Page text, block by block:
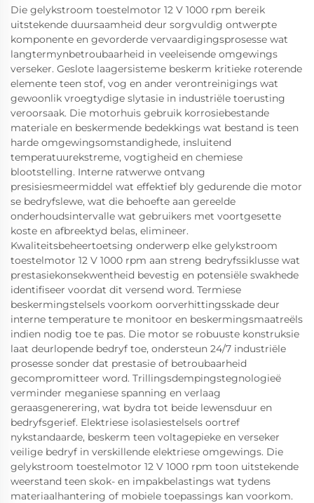
Die gelykstroom toestelmotor 12 V 1000 rpm bereik
uitstekende duursaamheid deur sorgvuldig ontwerpte
komponente en gevorderde vervaardigingsprosesse wat
langtermynbetroubaarheid in veeleisende omgewings
verseker. Geslote laagersisteme beskerm kritieke roterende
elemente teen stof, vog en ander verontreinigings wat
gewoonlik vroegtydige slytasie in industriële toerusting
veroorsaak. Die motorhuis gebruik korrosiebestande
materiale en beskermende bedekkings wat bestand is teen
harde omgewingsomstandighede, insluitend
temperatuurekstreme, vogtigheid en chemiese
blootstelling. Interne ratwerwe ontvang
presisiesmeermiddel wat effektief bly gedurende die motor
se bedryfslewe, wat die behoefte aan gereelde
onderhoudsintervalle wat gebruikers met voortgesette
koste en afbreektyd belas, elimineer.
Kwaliteitsbeheertoetsing onderwerp elke gelykstroom
toestelmotor 12 V 1000 rpm aan streng bedryfssiklusse wat
prestasiekonsekwentheid bevestig en potensiële swakhede
identifiseer voordat dit versend word. Termiese
beskermingstelsels voorkom oorverhittingsskade deur
interne temperature te monitoor en beskermingsmaatreëls
indien nodig toe te pas. Die motor se robuuste konstruksie
laat deurlopende bedryf toe, ondersteun 24/7 industriële
prosesse sonder dat prestasie of betroubaarheid
gecompromitteer word. Trillingsdempingstegnologieë
verminder meganiese spanning en verlaag
geraasgenerering, wat bydra tot beide lewensduur en
bedryfsgerief. Elektriese isolasiestelsels oortref
nykstandaarde, beskerm teen voltagepieke en verseker
veilige bedryf in verskillende elektriese omgewings. Die
gelykstroom toestelmotor 12 V 1000 rpm toon uitstekende
weerstand teen skok- en impakbelastings wat tydens
materiaalhantering of mobiele toepassings kan voorkom.